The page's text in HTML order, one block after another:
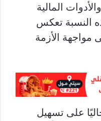
المالية
النسبة تعكس
مواجهة الأزمة
على تسهيل